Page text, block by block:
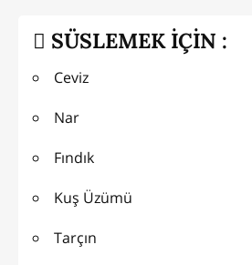
SÜSLEMEK İÇİN :
Ceviz
Nar
Fındık
Kuş Üzümü
Tarçın